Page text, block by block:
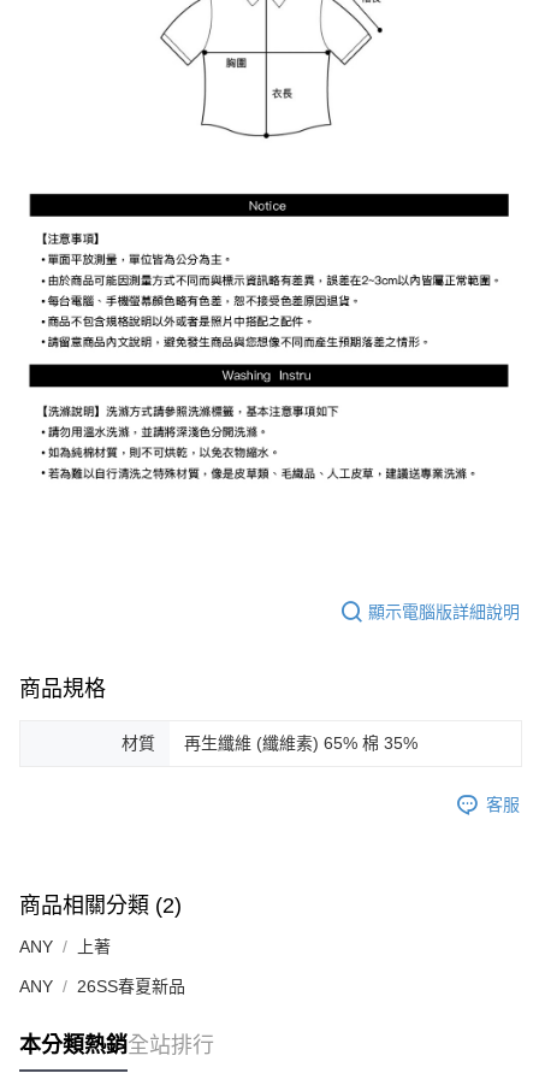
顯示電腦版詳細說明
商品規格
材質 再生纖維 (纖維素) 65% 棉 35%
客服
商品相關分類 (2)
ANY 上著
ANY 26SS春夏新品
本分類熱銷全站排行